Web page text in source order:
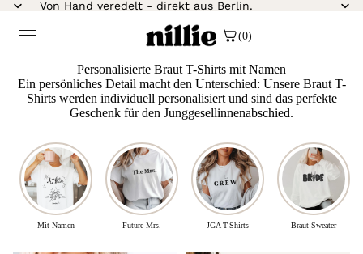
Von Hand veredelt - direkt aus Berlin.
(0)
Personalisierte Braut T-Shirts mit Namen
Ein persönliches Detail macht den Unterschied: Unsere Braut T-
Shirts werden individuell personalisiert und sind das perfekte
Geschenk für den Junggesellinnenabschied.
Mit Namen Future Mrs. JGA T-Shirts Braut Sweater